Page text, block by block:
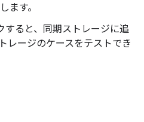
ます。
すると、同期ストレージに追
レージのケースをテストでき